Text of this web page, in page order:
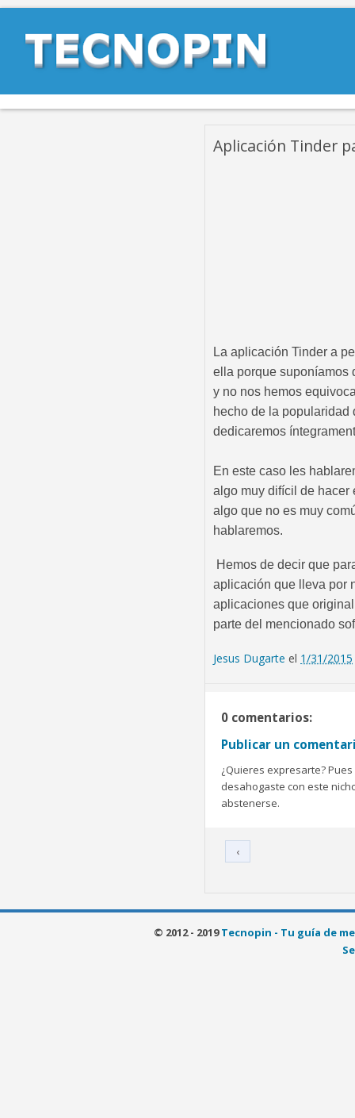
Aplicación Tinder
La aplicación Tinder a
ella porque suponíamos
y no nos hemos
hecho de la popularidad
dedicaremos
En este caso les
algo muy difícil de hacer
algo que no es muy
hablaremos.
Hemos de decir que
aplicación que lleva por
aplicaciones que
parte del mencionado
Jesus Dugarte el 1/31/2015
0 comentarios:
Publicar un
¿Quieres expresarte?
desahogaste con este
abstenerse.
‹
© 2012 - 2019Tecnopin - Tu guía de